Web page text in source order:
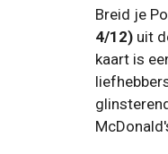
Breid je
4/12) uit
kaart is